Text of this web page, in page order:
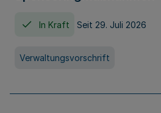
In Kraft Seit 29. Juli 2026
Verwaltungsvorschrift